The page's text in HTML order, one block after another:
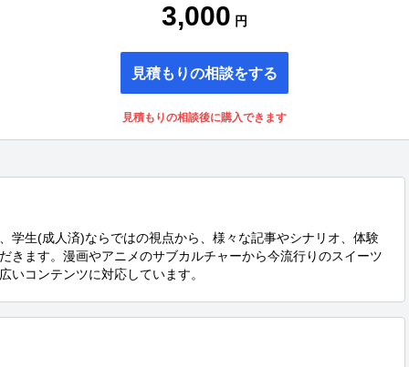
3,000 円
見積もりの相談をする
見積もりの相談後に購入できます
学生(成人済)ならではの視点から、様々な記事やシナリオ、体験
きます。漫画やアニメのサブカルチャーから今流行りのスイーツ
コンテンツに対応しています。